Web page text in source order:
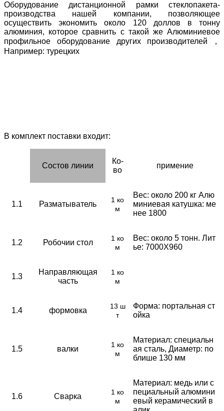
Оборудование дистанционной рамки стеклопакета-
производства нашей компании, позволяющее
осуществить экономить около 120 доллов в тонну
алюминия, которое сравнить с такой же Алюминиевое
профильное оборудование других производителей，
Например: турецких
В комплект поставки входит:
Состов линии
Ко-
во
примение
1.1 Разматыватель
1 ко
м
Вес: около 200 кг Алю
миниевая катушка: ме
нее 1800
1.2 Робочии стол
1 ко
м
Вес: около 5 тонн. Лит
ье: 7000X960
1.3
Направляющая
часть
1 ко
м
1.4 формовка
13 ш
т
Форма: портальная ст
ойка
1.5 валки
1 ко
м
Материал: специальн
ая сталь, Диаметр: по
блише 130 мм
1.6 Сварка
1 ко
м
Материал: медь или с
пециальный алюмини
евый керамический в